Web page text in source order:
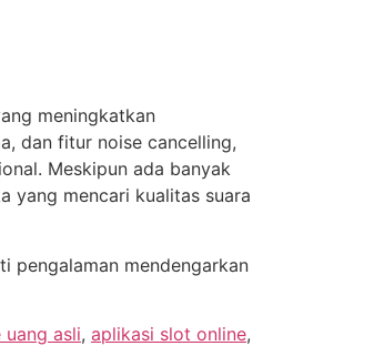
meningkatkan
dan fitur noise cancelling,
Meskipun ada banyak
yang mencari kualitas suara
pengalaman mendengarkan
asli, aplikasi slot online,